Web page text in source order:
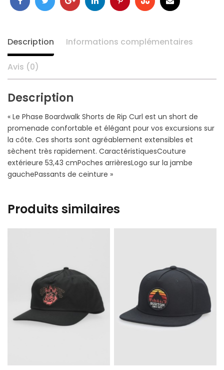
Description Informations complémentaires
Avis (0)
Description
« Le Phase Boardwalk Shorts de Rip Curl est un short de
promenade confortable et élégant pour vos excursions sur
la côte. Ces shorts sont agréablement extensibles et
sèchent très rapidement. CaractéristiquesCouture
extérieure 53,43 cmPoches arrièresLogo sur la jambe
gauchePassants de ceinture »
Produits similaires